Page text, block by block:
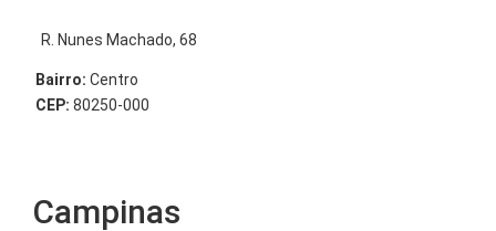
R. Nunes Machado, 68
Bairro: Centro
CEP: 80250-000
Campinas